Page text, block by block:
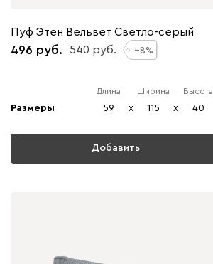
Пуф Этен Вельвет Светло-серый
496 540 8
Размеры
Длина
59 x
Ширина
115 x
Высота
40
Добавить